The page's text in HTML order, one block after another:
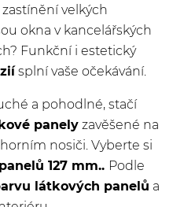
velkých
okna v kancelářských
Funkční i estetický
splní vaše očekávání.
a pohodlné, stačí
panely zavěšené na
nosiči. Vyberte si
127 mm.. Podle
látkových panelů a